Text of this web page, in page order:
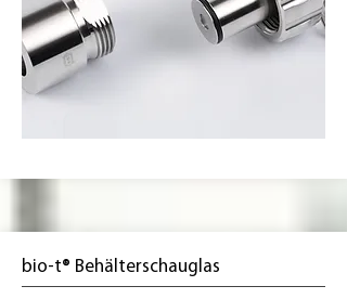
bio-t® Behälterschauglas